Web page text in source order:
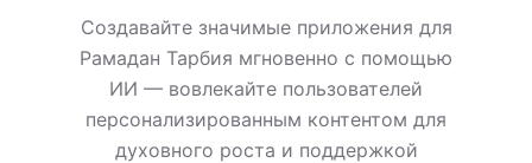
ЦЕНЫ
ВОЙТИ
Создавайте значимые приложения для
Рамадан Тарбия мгновенно с помощью
ИИ — вовлекайте пользователей
персонализированным контентом для
духовного роста и поддержкой